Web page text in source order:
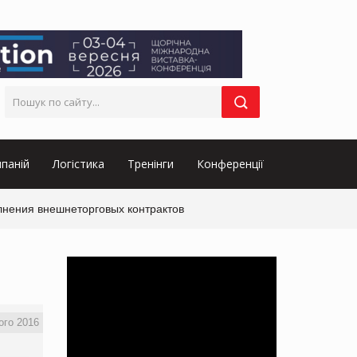
Логістика Тренінги Конференції
внешнеторговых контрактов
2016